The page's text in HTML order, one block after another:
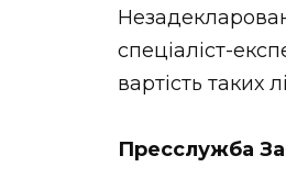
спеціаліст-
вартість таких
Пресслужба